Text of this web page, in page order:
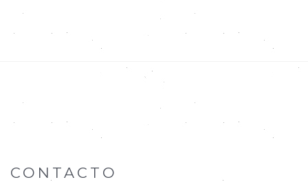
CONTACTO